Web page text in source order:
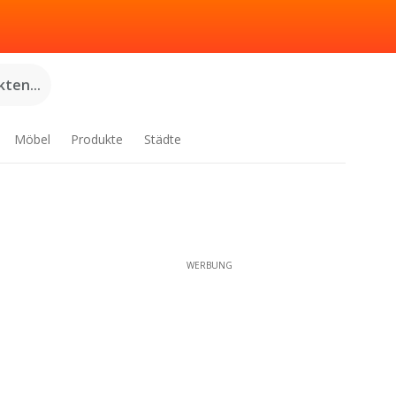
Möbel Produkte Städte
WERBUNG